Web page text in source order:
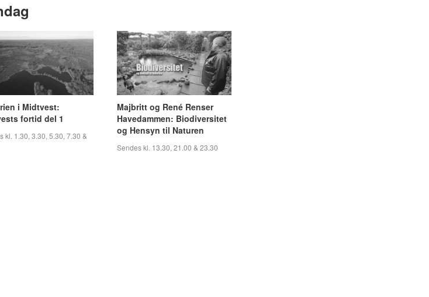
i Midtvest:
fortid del 1
kl. 1.30, 3.30, 5.30, 7.30 &
Majbritt og René Renser
Havedammen: Biodiversitet
og Hensyn til Naturen
Sendes kl. 13.30, 21.00 & 23.30